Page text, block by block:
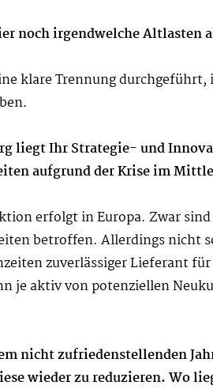
noch irgendwelche Altlasten
klare Trennung
liegt Ihr Strategie- und
aufgrund der Krise im
erfolgt in Europa. Zwar
betroffen. Allerdings nicht
zuverlässiger Lieferant
je aktiv von potenziellen
nicht zufriedenstellenden
wieder zu reduzieren. Wo